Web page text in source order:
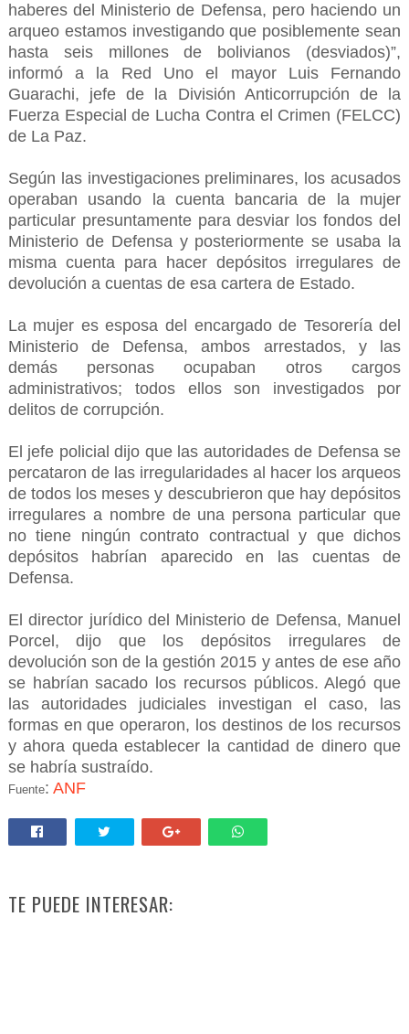
haberes del Ministerio de Defensa, pero haciendo un
arqueo estamos investigando que posiblemente sean
hasta seis millones de bolivianos (desviados)”,
informó a la Red Uno el mayor Luis Fernando
Guarachi, jefe de la División Anticorrupción de la
Fuerza Especial de Lucha Contra el Crimen (FELCC)
de La Paz.
Según las investigaciones preliminares, los acusados
operaban usando la cuenta bancaria de la mujer
particular presuntamente para desviar los fondos del
Ministerio de Defensa y posteriormente se usaba la
misma cuenta para hacer depósitos irregulares de
devolución a cuentas de esa cartera de Estado.
La mujer es esposa del encargado de Tesorería del
Ministerio de Defensa, ambos arrestados, y las
demás personas ocupaban otros cargos
administrativos; todos ellos son investigados por
delitos de corrupción.
El jefe policial dijo que las autoridades de Defensa se
percataron de las irregularidades al hacer los arqueos
de todos los meses y descubrieron que hay depósitos
irregulares a nombre de una persona particular que
no tiene ningún contrato contractual y que dichos
depósitos habrían aparecido en las cuentas de
Defensa.
El director jurídico del Ministerio de Defensa, Manuel
Porcel, dijo que los depósitos irregulares de
devolución son de la gestión 2015 y antes de ese año
se habrían sacado los recursos públicos. Alegó que
las autoridades judiciales investigan el caso, las
formas en que operaron, los destinos de los recursos
y ahora queda establecer la cantidad de dinero que
se habría sustraído.
Fuente: ANF
TE PUEDE INTERESAR: